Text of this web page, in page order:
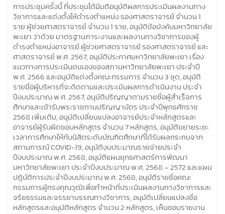
การประชุมครั้งนี้ ที่ประชุมได้มีมติอนุมัติผลการประเมินผลงานทาง
วิชาการและแต่งตั้งให้ดำรงตำแหน่ง รองศาสตราจารย์ จำนวน 1
ราย ผู้ช่วยศาสตราจารย์ จำนวน 1 ราย, อนุมัติข้อบังคับมหาวิทยาลัย
พะเยา ว่าด้วย มาตรฐานภาระงานและผลงานทางวิชาการของผู้
ดำรงตำแหน่งอาจารย์ ผู้ช่วยศาสตราจารย์ รองศาสตราจารย์ และ
ศาสตราจารย์ พ.ศ. 2567, อนุมัติประกาศมหาวิทยาลัยพะเยา เรื่อง
แนวทางการประเมินตนเองของสภามหาวิทยาลัยพะเยา ประจำปี
พ.ศ. 2566 และอนุมัติแต่งตั้งคณะกรรมการ จำนวน 3 ชุด, อนุมัติ
รายชื่อผู้บริหารที่จะติดตามและประเมินผลการดำเนินงาน ประจำ
ปีงบประมาณ พ.ศ. 2567, อนุมัติปริญญาตามรายชื่อผู้สำเร็จการ
ศึกษาและเข้ารับพระราชทานปริญญาบัตร ประจำปีพุทธศักราช
2568 เพิ่มเติม, อนุมัติเปลี่ยนแปลงอาจารย์ประจำหลักสูตรและ
อาจารย์ผู้รับผิดชอบหลักสูตร จำนวน 7 หลักสูตร, อนุมัติขยายระยะ
เวลาการศึกษาให้กับนิสิตระดับบัณฑิตศึกษาที่ได้รับผลกระทบจาก
สถานการณ์ COVID-19, อนุมัติงบประมาณรายจ่ายประจำ
ปีงบประมาณ พ.ศ. 2568, อนุมัติแผนยุทธศาสตร์การพัฒนา
มหาวิทยาลัยพะเยา ประจำปีงบประมาณ พ.ศ. 2568 – 2572 และแผน
ปฏิบัติการประจำปีงบประมาณ พ.ศ. 2568, อนุมัติรายชื่อคณะ
กรรมการผู้ทรงคุณวุฒิเพื่อทำหน้าที่ประเมินผลงานทางวิชาการและ
จริยธรรมและจรรยาบรรณทางวิชาการ, อนุมัติเปลี่ยนแปลงชื่อ
หลักสูตรและอนุมัติหลักสูตร จำนวน 2 หลักสูตร, เห็นชอบรายงาน